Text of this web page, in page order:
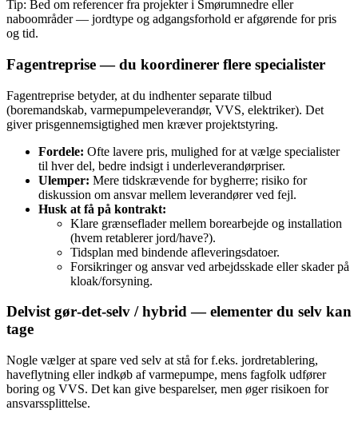
Tip: Bed om referencer fra projekter i Smørumnedre eller
naboområder — jordtype og adgangsforhold er afgørende for pris
og tid.
Fagentreprise — du koordinerer flere specialister
Fagentreprise betyder, at du indhenter separate tilbud
(boremandskab, varmepumpeleverandør, VVS, elektriker). Det
giver prisgennemsigtighed men kræver projektstyring.
Fordele: Ofte lavere pris, mulighed for at vælge specialister
til hver del, bedre indsigt i underleverandørpriser.
Ulemper: Mere tidskrævende for bygherre; risiko for
diskussion om ansvar mellem leverandører ved fejl.
Husk at få på kontrakt:
Klare grænseflader mellem borearbejde og installation
(hvem retablerer jord/have?).
Tidsplan med bindende afleveringsdatoer.
Forsikringer og ansvar ved arbejdsskade eller skader på
kloak/forsyning.
Delvist gør‑det‑selv / hybrid — elementer du selv kan
tage
Nogle vælger at spare ved selv at stå for f.eks. jordretablering,
haveflytning eller indkøb af varmepumpe, mens fagfolk udfører
boring og VVS. Det kan give besparelser, men øger risikoen for
ansvarssplittelse.